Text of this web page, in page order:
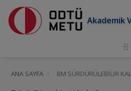
Akademik
ANA SAYFA BM SÜRDÜRÜLEBILIR